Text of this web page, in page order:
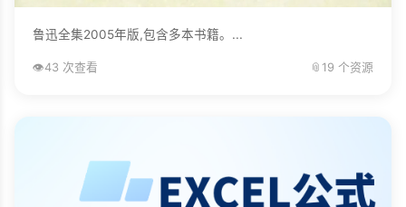
鲁迅全集2005年版,包含多本书籍。...
👁️43 次查看 📎 19 个资源